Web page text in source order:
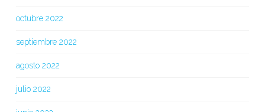
octubre 2022
septiembre 2022
agosto 2022
julio 2022